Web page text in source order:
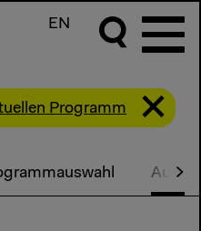
EN
Programm